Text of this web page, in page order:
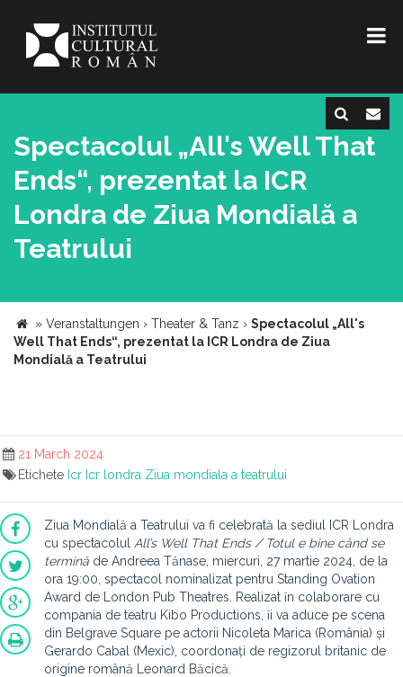
Spectacolul „All's Well That
Ends“, prezentat la ICR
Londra de Ziua Mondială a
Teatrului
» Veranstaltungen › Theater & Tanz › Spectacolul „All's
Well That Ends“, prezentat la ICR Londra de Ziua
Mondială a Teatrului
21 March 2024
Etichete Icr Icr londra Ziua mondiala a teatrului
Ziua Mondială a Teatrului va fi celebrată la sediul ICR Londra
cu spectacolul
All’s Well That Ends / Totul e bine când se
termină de Andreea Tănase, miercuri, 27 martie 2024, de la
ora 19:00, spectacol nominalizat pentru Standing Ovation
Award de London Pub Theatres. Realizat ȋn colaborare cu
compania de teatru Kibo Productions, ȋi va aduce pe scena
din Belgrave Square pe actorii Nicoleta Marica (România) și
Gerardo Cabal (Mexic), coordonați de regizorul britanic de
origine română Leonard Băcică.